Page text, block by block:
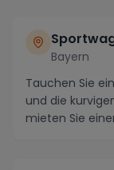
Bayern
Tauchen Sie
und die
mieten Sie